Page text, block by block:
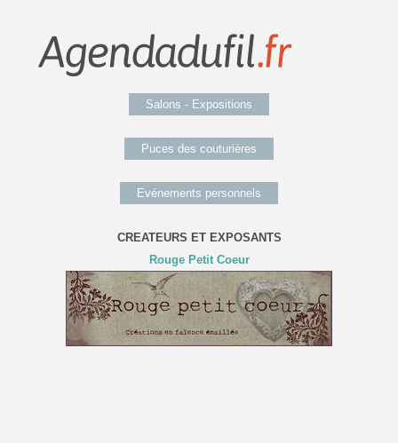
Salons - Expositions
Puces des couturières
Evénements personnels
CREATEURS ET EXPOSANTS
Rouge Petit Coeur